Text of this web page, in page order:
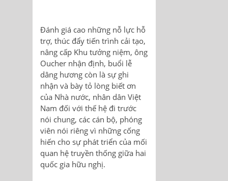
Đánh giá cao những nỗ lực hỗ
trợ, thúc đẩy tiến trình cải tạo,
nâng cấp Khu tưởng niệm, ông
Oucher nhận định, buổi lễ
dâng hương còn là sự ghi
nhận và bày tỏ lòng biết ơn
của Nhà nước, nhân dân Việt
Nam đối với thế hệ đi trước
nói chung, các cán bộ, phóng
viên nói riêng vì những cống
hiến cho sự phát triển của mối
quan hệ truyền thống giữa hai
quốc gia hữu nghị.